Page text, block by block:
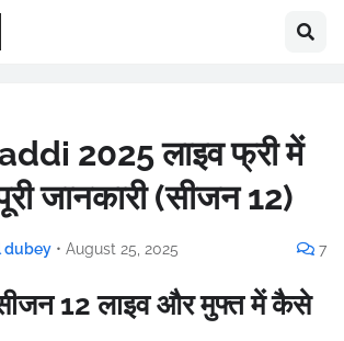
2025 लाइव फ्री में
जानकारी (सीजन 12)
dubey • August 25, 2025 7
12 लाइव और मुफ्त में कैसे